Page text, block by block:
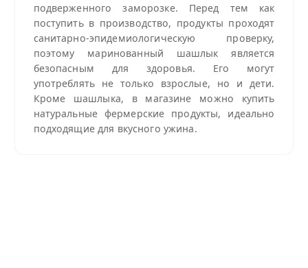
подверженного заморозке. Перед тем как
поступить в производство, продукты проходят
санитарно-эпидемиологическую проверку,
поэтому маринованный шашлык является
безопасным для здоровья. Его могут
употреблять не только взрослые, но и дети.
Кроме шашлыка, в магазине можно купить
натуральные фермерские продукты, идеально
подходящие для вкусного ужина.